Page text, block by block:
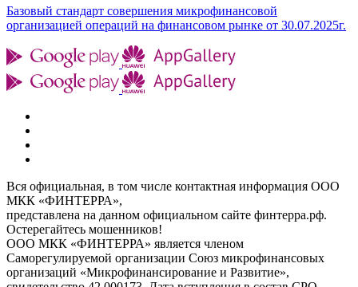
Базовый стандарт совершения микрофинансовой
организацией операций на финансовом рынке от 30.07.2025г.
Вся официальная, в том числе контактная информация ООО
МКК «ФИНТЕРРА»,
представлена на данном официальном сайте финтерра.рф.
Остерегайтесь мошенников!
ООО МКК «ФИНТЕРРА» является членом
Саморегулируемой организации Союз микрофинансовых
организаций «Микрофинансирование и Развитие»,